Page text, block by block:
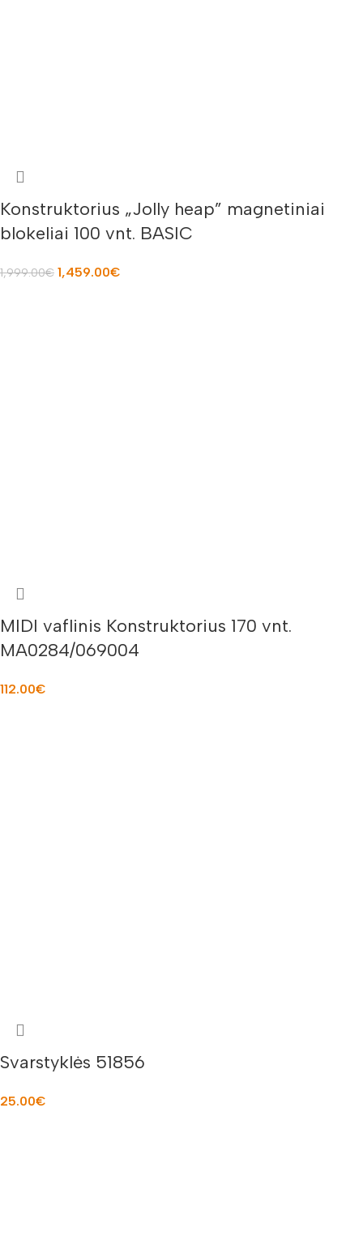
Konstruktorius „Jolly heap” magnetiniai
blokeliai 100 vnt. BASIC
1,999.00€ 1,459.00€
MIDI vaflinis Konstruktorius 170 vnt.
MA0284/069004
112.00€
Svarstyklės 51856
25.00€